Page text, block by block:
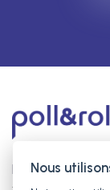
La société
Nous